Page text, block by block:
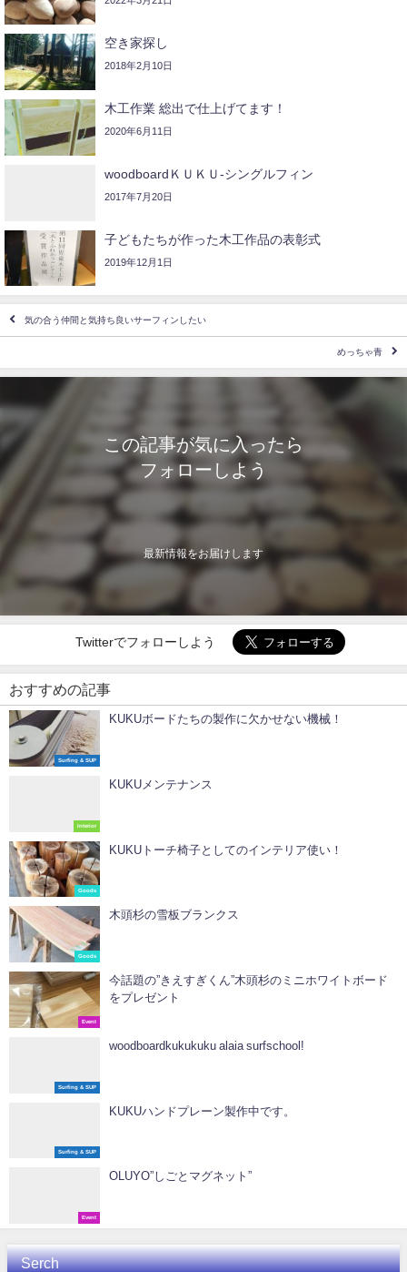
空き家探し
2018年2月10日
木工作業 総出で仕上げてます！
2020年6月11日
woodboardＫＵＫＵ-シングルフィン
2017年7月20日
子どもたちが作った木工作品の表彰式
2019年12月1日
気の合う仲間と気持ち良いサーフィンしたい
めっちゃ青
この記事が気に入ったら
フォローしよう
最新情報をお届けします
Twitterでフォローしよう
おすすめの記事
Surfing & SUP
KUKUボードたちの製作に欠かせない機械！
Interior
KUKUメンテナンス
Goods
KUKUトーチ椅子としてのインテリア使い！
Goods
木頭杉の雪板ブランクス
Event
今話題の”きえすぎくん”木頭杉のミニホワイトボード
をプレゼント
Surfing & SUP
woodboardkukukuku alaia surfschool!
Surfing & SUP
KUKUハンドプレーン製作中です。
Event
OLUYO”しごとマグネット”
Serch